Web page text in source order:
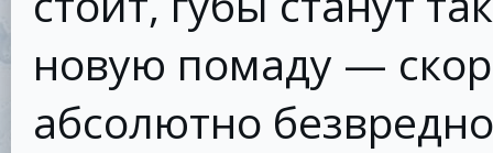
новую помаду —
абсолютно